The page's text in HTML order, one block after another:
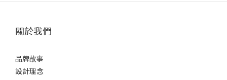
關於我們
品牌故事
設計理念